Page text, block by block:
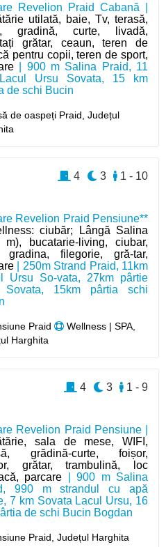
Revelion Praid Cabană |
utilată, baie, Tv, terasă,
gradină, curte, livadă,
grătar, ceaun, teren de
pentru copii, teren de sport,
| 900 m Salina Praid, 11
Ursu Sovata, 15 km
de schi Bucin
de oaspeți Praid,Județul
Revelion Praid Pensiune**
ciubăr; Lângă Salina
m), bucatarie-living, ciubar,
gradina, filegorie, gră-tar,
| 250m Strand Praid, 11km
Ursu So-vata, 27km pârtie
Sovata, 15km pârtia schi
Praid
Wellness | SPA,
Harghita
1 - 10
3
4
Revelion Praid Pensiune |
sala de mese, WIFI,
grădină-curte, foișor,
grătar, trambulină, loc
parcare | 900 m Salina
990 m strandul cu apă
7 km Sovata Lacul Ursu, 16
de schi Bucin Bogdan
Praid,Județul Harghita
1 - 9
3
4